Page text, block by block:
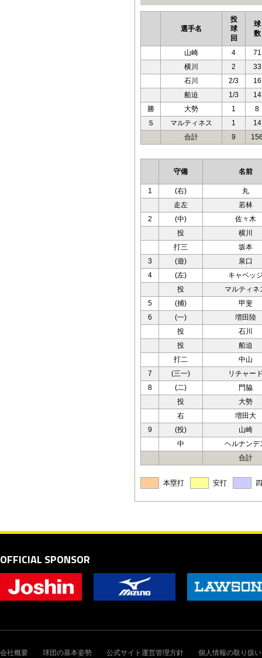
選手名
投
球
回
球
数
山崎 4
71
横川
2
33
石川
2/3
16
船迫
1/3
14
勝
大勢 1
8
Ｓ
マルティネス 1
14
合計
9
守備 名前
1 (右)
丸
走左
若林
2
(中)
佐々木
投
横川
打三
坂本
3
(遊)
泉口
4
(左)
キャベッ
投
マルティネ
5
(捕)
甲斐
6
(一)
増田陸
投
石川
投
船迫
打二
中山
7
(三一)
リチャー
8
(二)
門脇
投
大勢
右
増田大
9
(投)
山崎
中
ヘルナンデ
合計
本塁打 安打
OFFICIAL SPONSOR
会社概要 球団の基本姿勢 公式サイト運営管理方針 個人情報の取り扱い